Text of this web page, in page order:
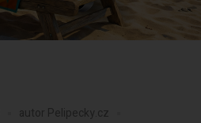
autor Pelipecky.cz